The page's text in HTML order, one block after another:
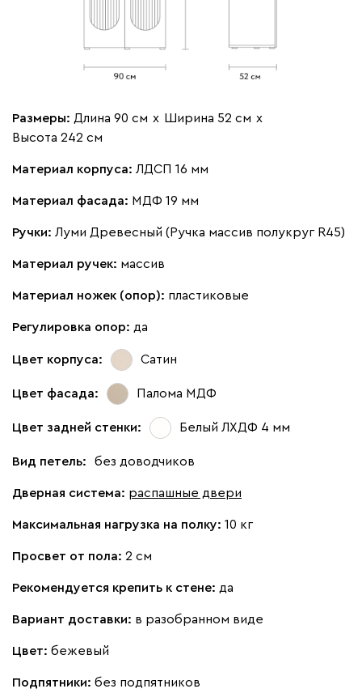
Размеры: Длина 90 см х Ширина 52 см х
Высота 242 см
Материал корпуса: ЛДСП 16 мм
Материал фасада: МДФ 19 мм
Ручки: Луми Древесный (Ручка массив полукруг R45)
Материал ручек: массив
Материал ножек (опор): пластиковые
Регулировка опор: да
Цвет корпуса: Сатин
Цвет фасада: Палома МДФ
Цвет задней стенки: Белый ЛХДФ 4 мм
Вид петель: без доводчиков
Дверная система: распашные двери
Максимальная нагрузка на полку: 10 кг
Просвет от пола: 2 см
Рекомендуется крепить к стене: да
Вариант доставки: в разобранном виде
Цвет: бежевый
Подпятники: без подпятников